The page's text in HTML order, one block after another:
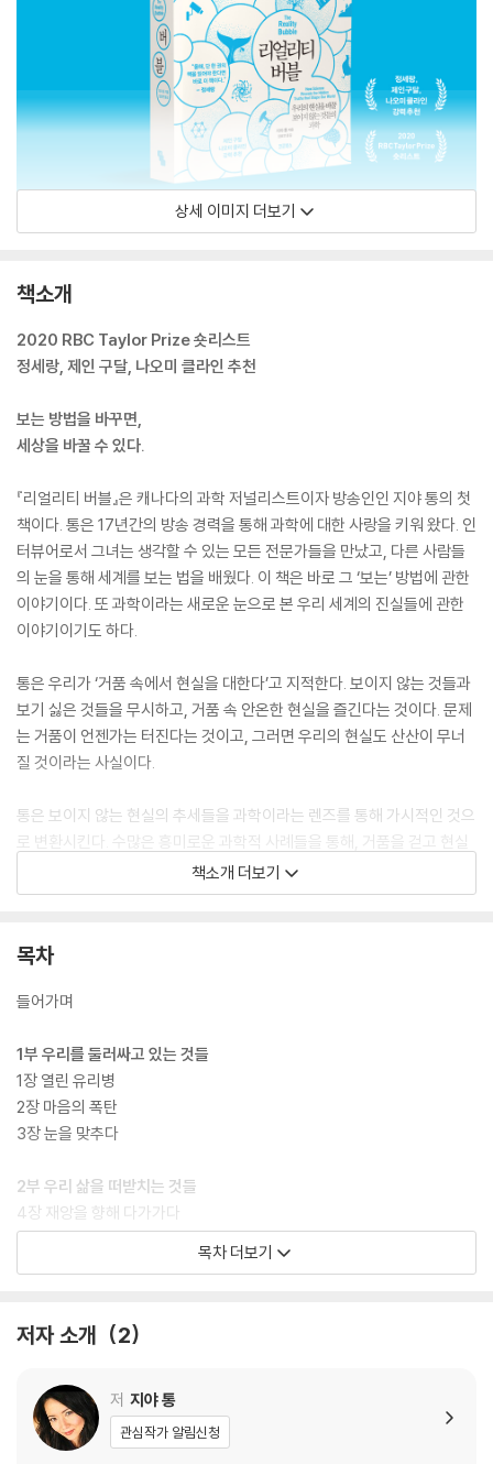
상세 이미지 더보기
책소개
2020 RBC Taylor Prize 숏리스트
정세랑, 제인 구달, 나오미 클라인 추천
보는 방법을 바꾸면,
세상을 바꿀 수 있다.
『리얼리티 버블』은 캐나다의 과학 저널리스트이자 방송인인 지야 통의 첫
책이다. 통은 17년간의 방송 경력을 통해 과학에 대한 사랑을 키워 왔다. 인
터뷰어로서 그녀는 생각할 수 있는 모든 전문가들을 만났고, 다른 사람들
의 눈을 통해 세계를 보는 법을 배웠다. 이 책은 바로 그 ‘보는’ 방법에 관한
이야기이다. 또 과학이라는 새로운 눈으로 본 우리 세계의 진실들에 관한
이야기이기도 하다.
통은 우리가 ‘거품 속에서 현실을 대한다’고 지적한다. 보이지 않는 것들과
보기 싫은 것들을 무시하고, 거품 속 안온한 현실을 즐긴다는 것이다. 문제
는 거품이 언젠가는 터진다는 것이고, 그러면 우리의 현실도 산산이 무너
질 것이라는 사실이다.
통은 보이지 않는 현실의 추세들을 과학이라는 렌즈를 통해 가시적인 것으
로 변환시킨다. 수많은 흥미로운 과학적 사례들을 통해, 거품을 걷고 현실
을 직시할 때 어떤 일이 일어나는지 보여준다. 이 책은 정세랑 작가가 추천
사에 쓴 것처럼, “불온한 균열의 에너지로 가득하다.” 거품을 깨트려 새로
책소개 더보기
목차
들어가며
1부 우리를 둘러싸고 있는 것들
1장 열린 유리병
2장 마음의 폭탄
3장 눈을 맞추다
2부 우리 삶을 떠받치는 것들
4장 재앙을 향해 다가가다
5장 검은색 황금
7장 시간의 지배자
9장 인간 로봇
10장 제국은 옷을 입지 않는다
11장 사고 혁명
목차 더보기
저자 소개 2
저 지야 통
관심작가 알림신청